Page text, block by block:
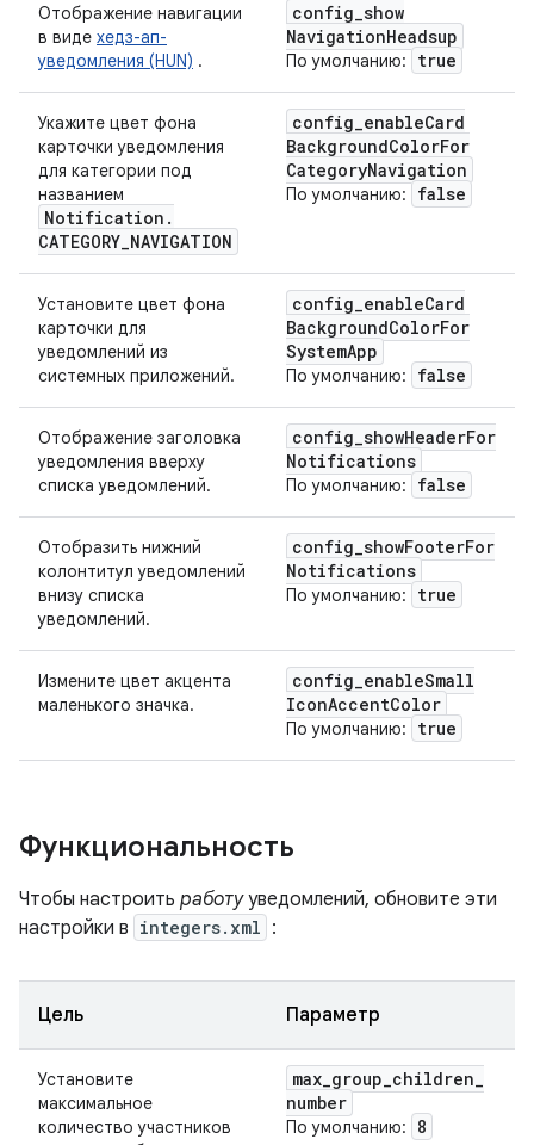
Отображение навигации
в виде хедз-ап-
уведомления (HUN) .
config_show
NavigationHeadsup
По умолчанию: true
Укажите цвет фона
карточки уведомления
для категории под
названием
Notification .
CATEGORY_NAVIGATION
config_enableCard
BackgroundColorFor
CategoryNavigation
По умолчанию: false
Установите цвет фона
карточки для
уведомлений из
системных приложений.
config_enableCard
BackgroundColorFor
SystemApp
По умолчанию: false
Отображение заголовка
уведомления вверху
списка уведомлений.
config_showHeaderFor
Notifications
По умолчанию: false
Отобразить нижний
колонтитул уведомлений
внизу списка
уведомлений.
config_showFooterFor
Notifications
По умолчанию: true
Измените цвет акцента
маленького значка.
config_enableSmall
IconAccentColor
По умолчанию: true
Функциональность
Чтобы настроить работууведомлений, обновите эти
настройки в integers.xml :
Цель Параметр
Установите
максимальное
количество участников
max_group_children_
number
По умолчанию: 8